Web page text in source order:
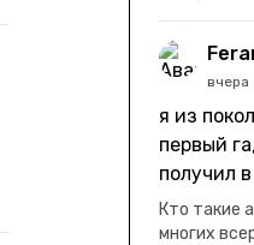
в США, а
сексом
не для
ее
первый
косяки. с
вчера
я из
первый
получил
мне уже
его
Кто такие
многих